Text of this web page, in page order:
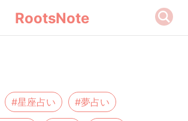
RootsNote
#星座占い #夢占い